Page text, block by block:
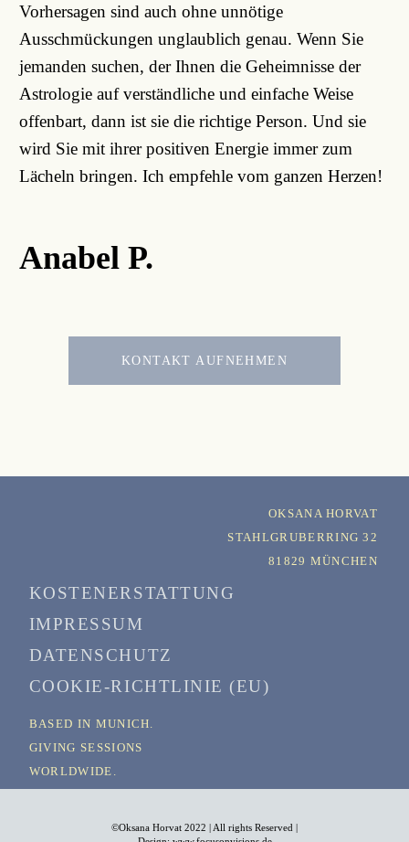
Vorhersagen sind auch ohne unnötige
Ausschmückungen unglaublich genau. Wenn Sie
jemanden suchen, der Ihnen die Geheimnisse der
Astrologie auf verständliche und einfache Weise
offenbart, dann ist sie die richtige Person. Und sie
wird Sie mit ihrer positiven Energie immer zum
Lächeln bringen. Ich empfehle vom ganzen Herzen!
Anabel P.
KONTAKT AUFNEHMEN
OKSANA HORVAT
STAHLGRUBERRING 32
81829 MÜNCHEN
KOSTENERSTATTUNG
IMPRESSUM
DATENSCHUTZ
COOKIE-RICHTLINIE (EU)
BASED IN MUNICH.
GIVING SESSIONS
WORLDWIDE.
©Oksana Horvat 2022 | All rights Reserved |